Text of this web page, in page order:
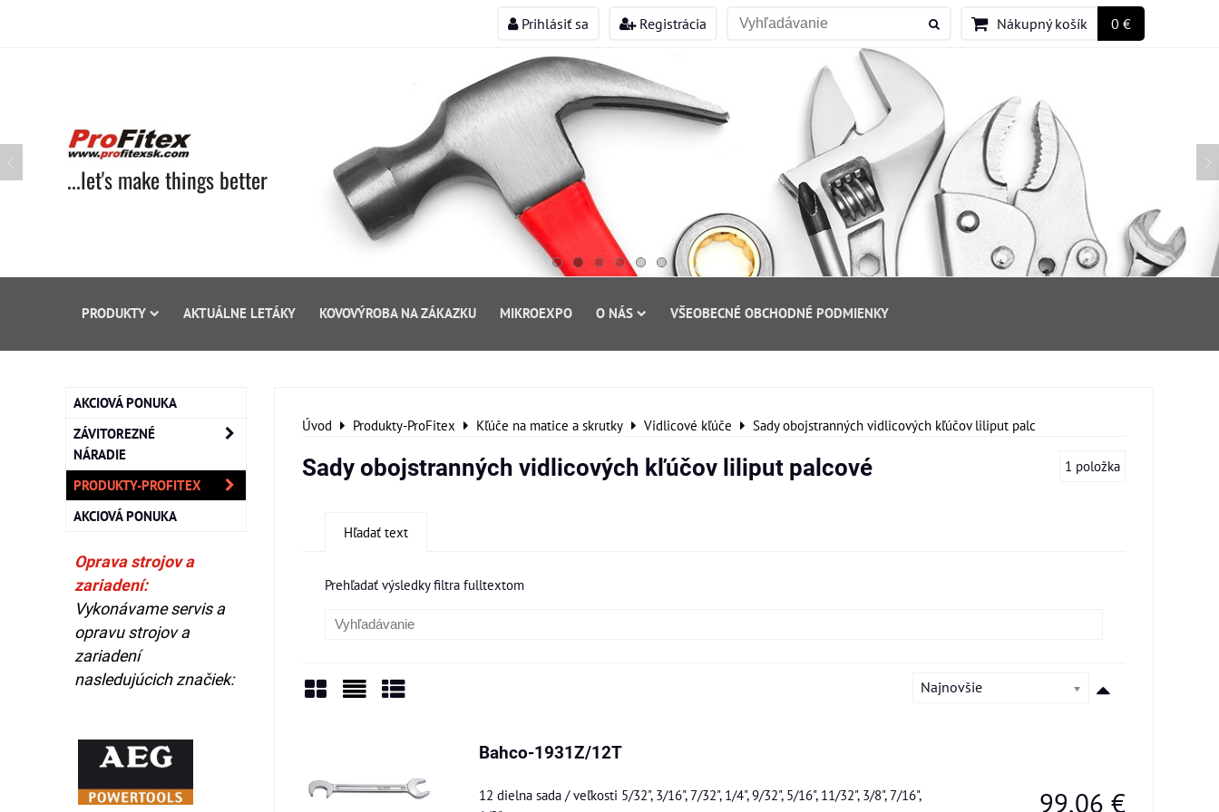
Prihlásiť sa Registrácia Nákupný košík 0 €
...let's make things better
PRODUKTY AKTUÁLNE LETÁKY KOVOVÝROBA NA ZÁKAZKU MIKROEXPO O NÁS VŠEOBECNÉ OBCHODNÉ PODMIENKY
Úvod Produkty-ProFitex Kľúče na matice a skrutky Vidlicové kľúče Sady obojstranných vidlicových kľúčov liliput palc
Sady obojstranných vidlicových kľúčov liliput palcové 1 položka
Hľadať text
Prehľadať výsledky filtra fulltextom
Najnovšie
Bahco-1931Z/12T
12 dielna sada / veľkosti 5/32", 3/16", 7/32", 1/4", 9/32", 5/16", 11/32", 3/8", 7/16",
99,06 €
AKCIOVÁ PONUKA
ZÁVITOREZNÉ
NÁRADIE
PRODUKTY-PROFITEX
AKCIOVÁ PONUKA
Oprava strojov a
zariadení:
Vykonávame servis a
opravu strojov a
zariadení
nasledujúcich značiek: